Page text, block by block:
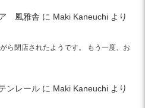
風雅舎 に Maki Kaneuchiより
ら閉店されたようです。 もう一度、お
ンレールに Maki Kaneuchiより